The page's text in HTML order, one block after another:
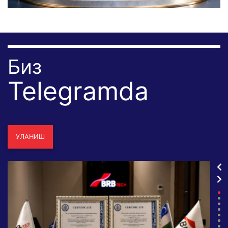
Биз
Telegramda
УЛАНИШ